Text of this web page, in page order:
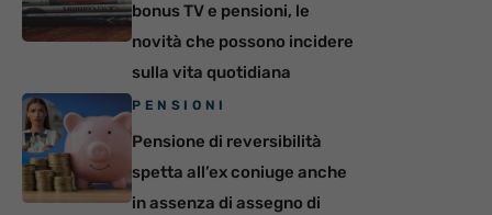
bonus TV e pensioni, le
novità che possono incidere
sulla vita quotidiana
PENSIONI
Pensione di reversibilità
spetta all’ex coniuge anche
in assenza di assegno di